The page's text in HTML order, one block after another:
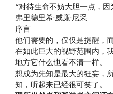
“对待生命不妨大胆一点，
弗里德里希·威廉·尼采
序言
他们需要的，仅仅是提醒，
在如此巨大的视野范围内，
地方它什么也看不清一样。
想成为先知是最大的狂妄，
知，听起来已经很可笑了。